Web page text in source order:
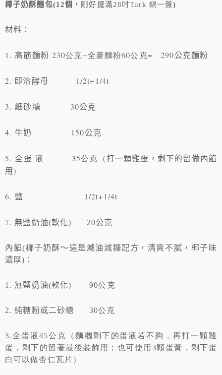
椰子奶酥麵包(12個， 剛好擺滿28吋Turk 鍋一盤)
材料：
1. 高筋麵粉 230公克+全麥麵粉60公克= 290公克麵粉
2. 即溶酵母 1/2t+1/4t
3.細砂糖 30公克
4.牛奶 150公克
5. 全蛋 液 35公克（打一顆雞蛋，剩下的留做內餡
用)
6. 鹽 1/2t+1/4t
7. 無鹽奶油(軟化) 20公克
內餡(椰子奶酥～這是減油減糖配方，清爽不膩，椰子味
濃厚) ：
1. 無鹽奶油(軟化) 90公克
2.純糖粉或二砂糖 30公克
3.全蛋液45公克（麵糰剩下的蛋液若不夠，再打一顆雞
蛋，剩下的留著最後裝飾用；也可使用3顆蛋黃，剩下蛋
白可以做杏仁瓦片）